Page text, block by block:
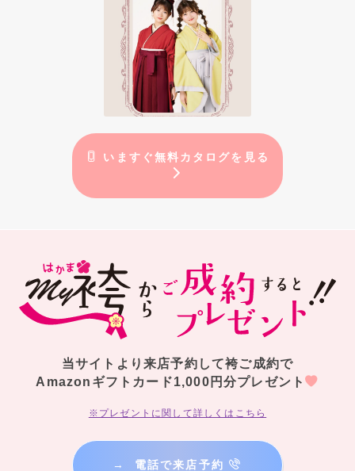
いますぐ無料カタログを見る
当サイトより来店予約して袴ご成約で
Amazonギフトカード1,000円分プレゼント
※プレゼントに関して詳しくはこちら
→ 電話で来店予約